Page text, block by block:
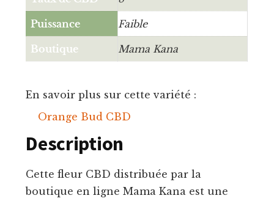
Puissance Faible
Boutique Mama Kana
En savoir plus sur cette variété :
Orange Bud CBD
Description
Cette fleur CBD distribuée par la
boutique en ligne Mama Kana est une